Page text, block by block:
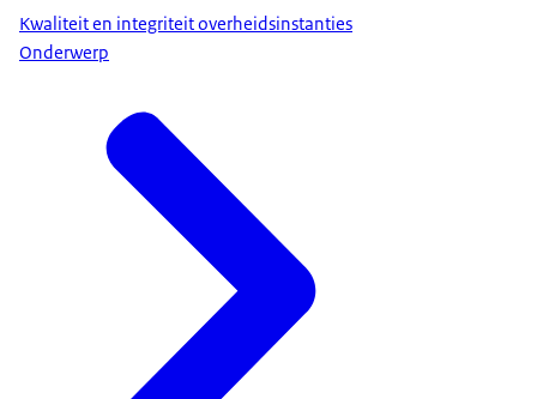
Kwaliteit en integriteit overheidsinstanties
Onderwerp